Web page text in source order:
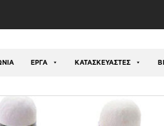
ΕΡΓΑ ΚΑΤΑΣΚΕΥΑΣΤΕΣ